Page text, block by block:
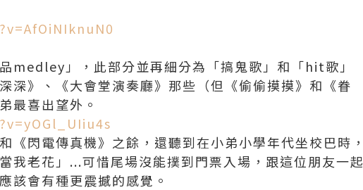
medley」，此部分並再細分為「搞鬼歌」和「hit歌」
深》、《大會堂演奏廳》那些（但《偷偷摸摸》和《眷
最喜出望外。
《閃電傳真機》之餘，還聽到在小弟小學年代坐校巴時，
我老花」...可惜尾場沒能撲到門票入場，跟這位朋友一起
該會有種更震撼的感覺。